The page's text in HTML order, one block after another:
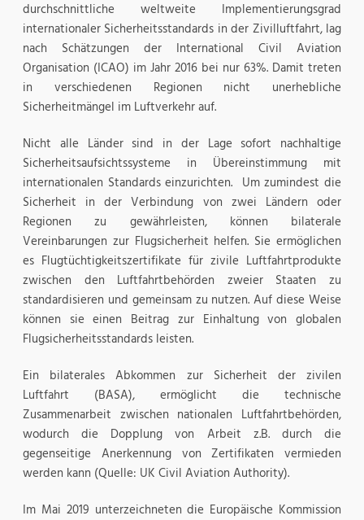
durchschnittliche weltweite Implementierungsgrad
internationaler Sicherheitsstandards in der Zivilluftfahrt, lag
nach Schätzungen der International Civil Aviation
Organisation (ICAO) im Jahr 2016 bei nur 63%. Damit treten
in verschiedenen Regionen nicht unerhebliche
Sicherheitmängel im Luftverkehr auf.
Nicht alle Länder sind in der Lage sofort nachhaltige
Sicherheitsaufsichtssysteme in Übereinstimmung mit
internationalen Standards einzurichten. Um zumindest die
Sicherheit in der Verbindung von zwei Ländern oder
Regionen zu gewährleisten, können bilaterale
Vereinbarungen zur Flugsicherheit helfen. Sie ermöglichen
es Flugtüchtigkeitszertifikate für zivile Luftfahrtprodukte
zwischen den Luftfahrtbehörden zweier Staaten zu
standardisieren und gemeinsam zu nutzen. Auf diese Weise
können sie einen Beitrag zur Einhaltung von globalen
Flugsicherheitsstandards leisten.
Ein bilaterales Abkommen zur Sicherheit der zivilen
Luftfahrt (BASA), ermöglicht die technische
Zusammenarbeit zwischen nationalen Luftfahrtbehörden,
wodurch die Dopplung von Arbeit z.B. durch die
gegenseitige Anerkennung von Zertifikaten vermieden
werden kann (Quelle: UK Civil Aviation Authority).
Im Mai 2019 unterzeichneten die Europäische Kommission